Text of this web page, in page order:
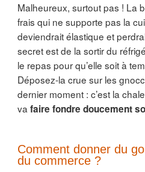
Malheureux, surtout pas ! La
frais qui ne supporte pas la
deviendrait élastique et
secret est de la sortir du
le repas pour qu’elle soit à
Déposez-la crue sur les
dernier moment : c’est la
va faire fondre doucement
Comment donner du
du commerce ?